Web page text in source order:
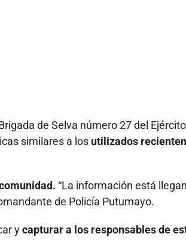
de Selva número 27 del Ejército
similares a los utilizados
“La información está
de Policía Putumayo.
ycapturar a los responsables de